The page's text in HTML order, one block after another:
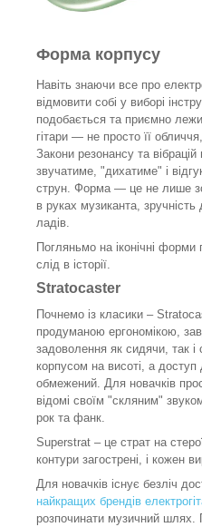
Форма корпусу
Навіть знаючи все про
відмовити собі у виборі
подобається та приємно
гітари — не просто її
Закони резонансу та
звучатиме, "дихатиме" і
струн. Форма — це не лише
в руках музиканта,
ладів.
Погляньмо на іконічні
слід в історії.
Stratocaster
Почнемо із класики –
продуманою ергономікою,
задоволення як сидячи, так
корпусом на висоті, а доступ
обмежений. Для новачків
відомі своїм "скляним"
рок та фанк.
Superstrat – це страт на
контури загострені, і кожен
Для новачків існує безліч
найкращих брендів
розпочинати музичний шлях.